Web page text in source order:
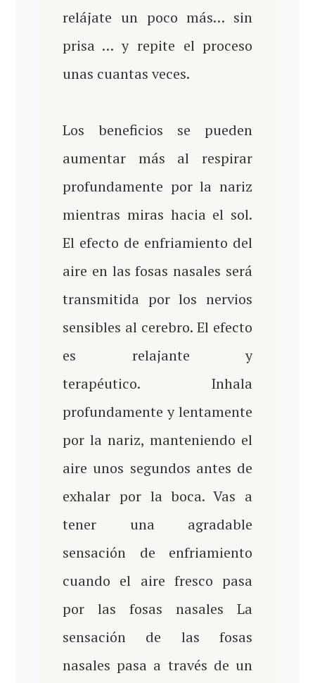
relájate un poco más… sin
prisa … y repite el proceso
unas cuantas veces.
Los beneficios se pueden
aumentar más al respirar
profundamente por la nariz
mientras miras hacia el sol.
El efecto de enfriamiento del
aire en las fosas nasales será
transmitida por los nervios
sensibles al cerebro. El efecto
es relajante y
terapéutico. Inhala
profundamente y lentamente
por la nariz, manteniendo el
aire unos segundos antes de
exhalar por la boca. Vas a
tener una agradable
sensación de enfriamiento
cuando el aire fresco pasa
por las fosas nasales La
sensación de las fosas
nasales pasa a través de un